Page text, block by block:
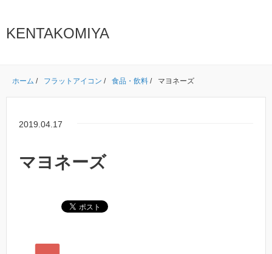
KENTAKOMIYA
ホーム / フラットアイコン / 食品・飲料 / マヨネーズ
2019.04.17
マヨネーズ